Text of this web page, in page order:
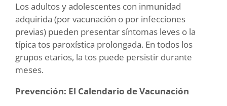
Los adultos y adolescentes con inmunidad
adquirida (por vacunación o por infecciones
previas) pueden presentar síntomas leves o la
típica tos paroxística prolongada. En todos los
grupos etarios, la tos puede persistir durante
meses.
Prevención: El Calendario de Vacunación